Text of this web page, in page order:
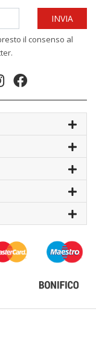
il consenso al